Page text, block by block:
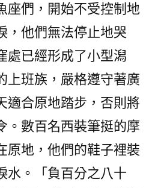
座們，開始不受控制地
，他們無法停止地哭
處已經形成了小型潟
上班族，嚴格遵守著廣
適合原地踏步，否則將
。數百名西裝筆挺的摩
原地，他們的鞋子裡裝
水。「負百分之八十